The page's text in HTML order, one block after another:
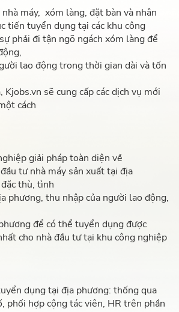
máy, xóm làng, đặt bàn và nhân
tiến tuyển dụng tại các khu công
phải đi tận ngõ ngách xóm làng để
lao động trong thời gian dài và tốn
Kjobs.vn sẽ cung cấp các dịch vụ mới
cách
giải pháp toàn diện về
tư nhà máy sản xuất tại địa
thù, tình
phương, thu nhập của người lao động,
để có thể tuyển dụng được
cho nhà đầu tư tại khu công nghiệp
dụng tại địa phương: thống qua
phối hợp cộng tác viên, HR trên phần